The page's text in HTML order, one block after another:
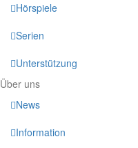
Hörspiele
Serien
Unterstützung
Über uns
News
Information